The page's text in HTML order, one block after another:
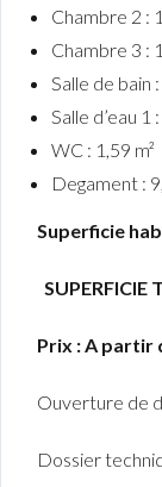
Chambre 2 :
Chambre 3 :
Salle de bain :
Salle d’eau 1
WC : 1,59 m²
Degament :
Superficie
SUPERFICIE
Prix : A partir
Ouverture de
Dossier